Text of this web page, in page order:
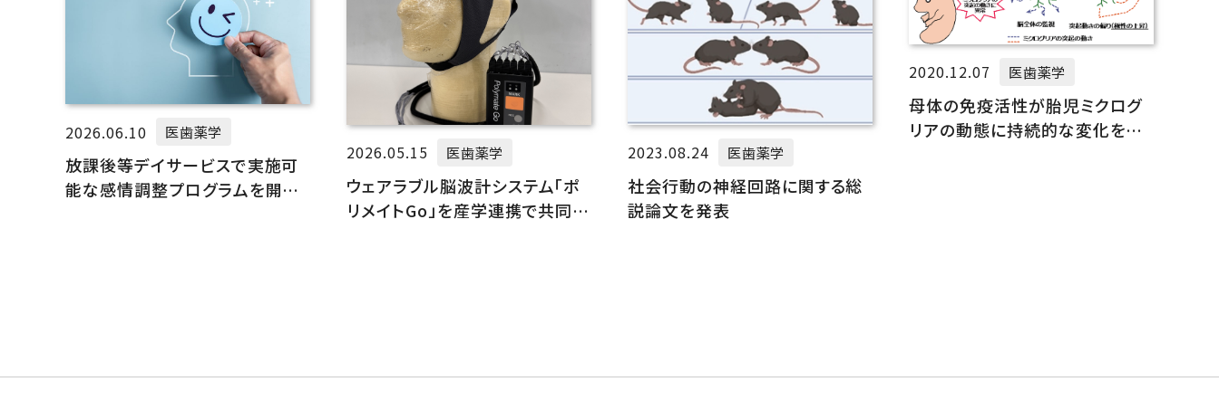
2026.06.10 医歯薬学
放課後等デイサービスで実施可
能な感情調整プログラムを開発
2026.05.15 医歯薬学
ウェアラブル脳波計システム「ポ
リメイトGo」を産学連携で共同開
2023.08.24 医歯薬学
社会行動の神経回路に関する総
説論文を発表
2020.12.07 医歯薬学
母体の免疫活性が胎児ミクログ
リアの動態に持続的な変化を引